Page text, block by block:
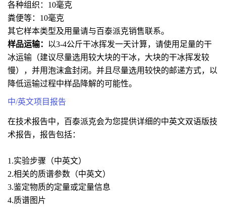
各种组织：10毫克
粪便等：10毫克
其它样本类型及用量请与百泰派克销售联系。
样品运输： 以3-4公斤干冰挥发一天计算，请使用足量的干
冰运输（建议尽量选用较大块的干冰，大块的干冰挥发较
慢），并用泡沫盒封闭。并且尽量选用较快的邮递方式，以
降低运输过程中样品降解的可能性。
中/英文项目报告
在技术报告中，百泰派克会为您提供详细的中英文双语版技
术报告，报告包括：
1.实验步骤（中英文）
2.相关的质谱参数（中英文）
3.鉴定物质的定量或定量信息
4.质谱图片